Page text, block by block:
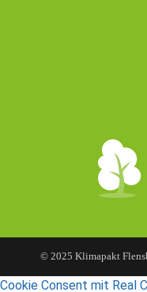
© 2025 Klimapakt
Cookie Consent mit Real